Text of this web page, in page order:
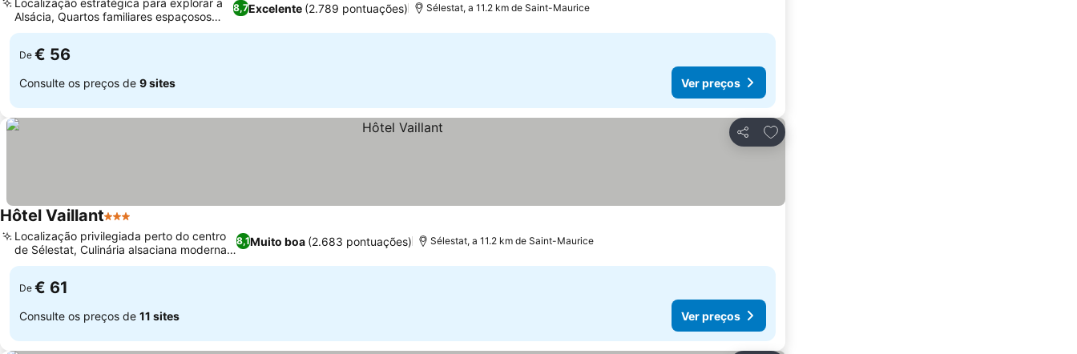
8,7Excelente (2.789 pontuações)
Localização estratégica para explorar a
Alsácia, Quartos familiares espaçosos
disponíveis
Sélestat, a 11.2 km de Saint-Maurice
De € 56
Consulte os preços de 9 sites Ver preços
Partilhar
Adicionar aos favoritos
Hôtel Vaillant3 Estrelas
8,1Muito boa (2.683 pontuações)
Localização privilegiada perto do centro
de Sélestat, Culinária alsaciana moderna e
refinada
Sélestat, a 11.2 km de Saint-Maurice
De € 61
Consulte os preços de 11 sites Ver preços